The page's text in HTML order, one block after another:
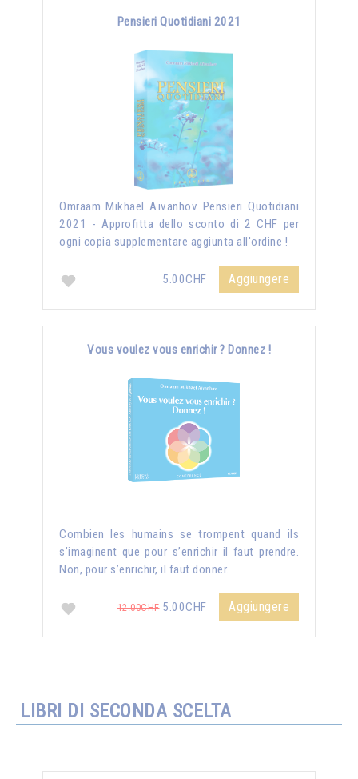
Pensieri Quotidiani 2021
Omraam Mikhaël Aïvanhov Pensieri Quotidiani
2021 - Approfitta dello sconto di 2 CHF per
ogni copia supplementare aggiunta all'ordine !
5.00CHF Aggiungere
Vous voulez vous enrichir ? Donnez !
Combien les humains se trompent quand ils
s’imaginent que pour s’enrichir il faut prendre.
Non, pour s’enrichir, il faut donner.
12.00CHF5.00CHF Aggiungere
LIBRI DI SECONDA SCELTA